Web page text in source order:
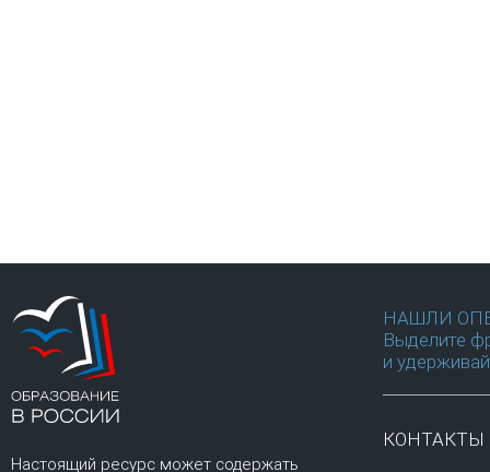
Настоящий ресурс может содержать
НАШЛИ
Выделите
и
КОНТАКТЫ